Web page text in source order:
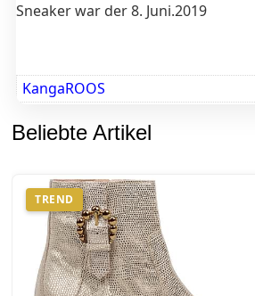
Sneaker war der 8. Juni.2019
KangaROOS
Beliebte Artikel
TREND